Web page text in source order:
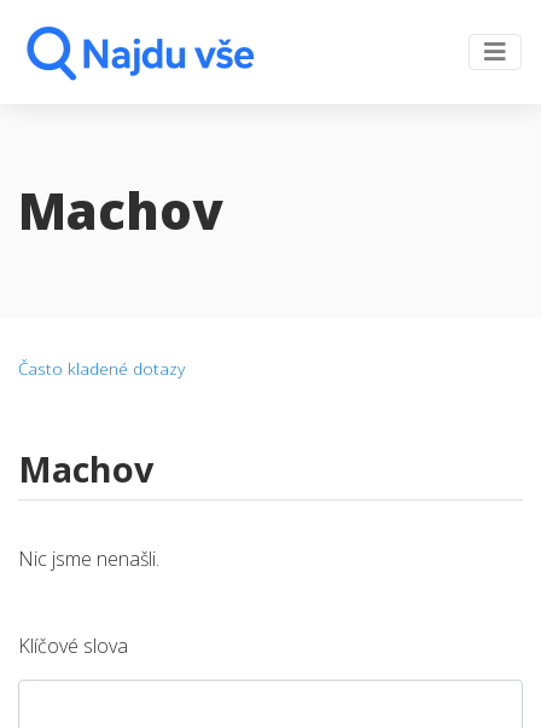
Machov
Klíčové slova
Často kladené dotazy
Machov
Nic jsme nenašli.